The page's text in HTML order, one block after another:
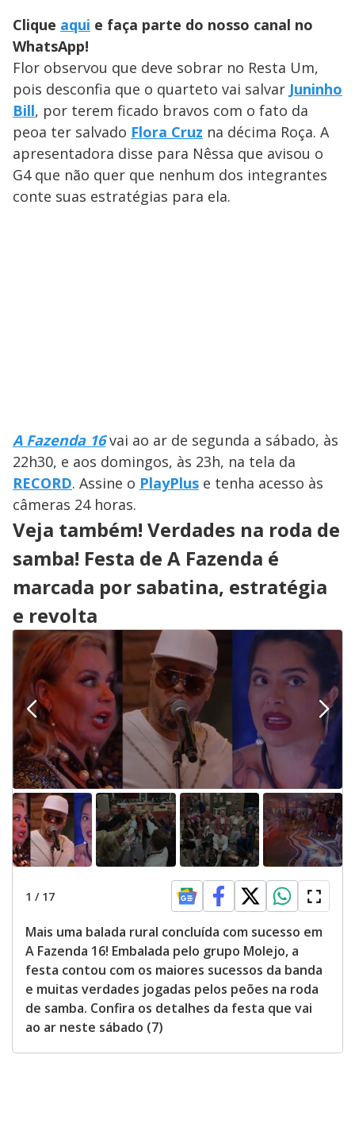
Clique aqui e faça parte do nosso canal no
WhatsApp!
Flor observou que deve sobrar no Resta Um,
pois desconfia que o quarteto vai salvar Juninho
Bill, por terem ficado bravos com o fato da
peoa ter salvado Flora Cruz na décima Roça. A
apresentadora disse para Nêssa que avisou o
G4 que não quer que nenhum dos integrantes
conte suas estratégias para ela.
A Fazenda 16vai ao ar de segunda a sábado, às
22h30, e aos domingos, às 23h, na tela da
RECORD. Assine o PlayPlus e tenha acesso às
câmeras 24 horas.
Veja também! Verdades na roda de
samba! Festa de A Fazenda é
marcada por sabatina, estratégia
e revolta
1 / 17
Mais uma balada rural concluída com sucesso em
A Fazenda 16! Embalada pelo grupo Molejo, a
festa contou com os maiores sucessos da banda
e muitas verdades jogadas pelos peões na roda
de samba. Confira os detalhes da festa que vai
ao ar neste sábado (7)